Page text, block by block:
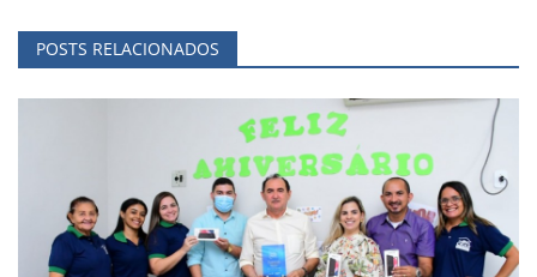
POSTS RELACIONADOS